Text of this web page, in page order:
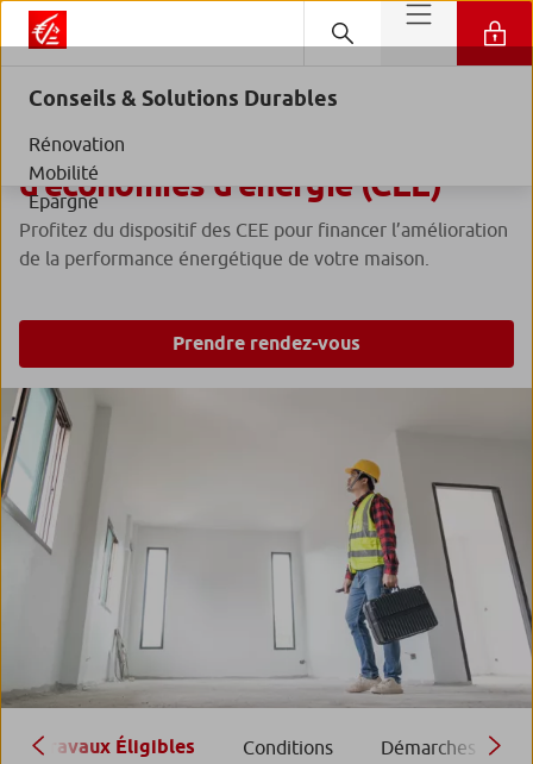
Conseils & Solutions Durables
Rénovation
Mobilité
Epargne
Tout savoir sur les
d’économies d’énergie (CEE)
Profitez du dispositif des CEE pour financer l’amélioration
de la performance énergétique de votre maison.
Prendre rendez-vous
Travaux Éligibles Conditions Démarches